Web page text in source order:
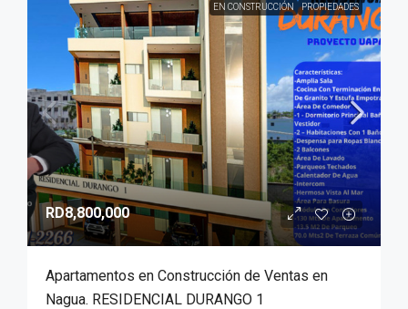
EN CONSTRUCCIÓN PROPIEDADES
RD8,800,000
Apartamentos en Construcción de Ventas en
Nagua. RESIDENCIAL DURANGO 1